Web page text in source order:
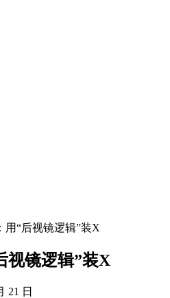
用“后视镜逻辑”装X
视镜逻辑”装X
21 日